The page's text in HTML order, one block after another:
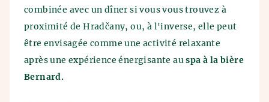
combinée avec un dîner si vous vous trouvez à
proximité de Hradčany, ou, à l'inverse, elle peut
être envisagée comme une activité relaxante
après une expérience énergisante auspa à la bière
Bernard.